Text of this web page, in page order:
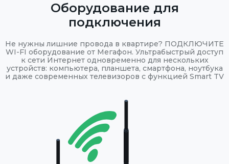
Оборудование для
подключения
Не нужны лишние провода в квартире? ПОДКЛЮЧИТЕ
WI-FI оборудование от Мегафон. Ультрабыстрый доступ
к сети Интернет одновременно для нескольких
устройств: компьютера, планшета, смартфона, ноутбука
и даже современных телевизоров с функцией Smart TV